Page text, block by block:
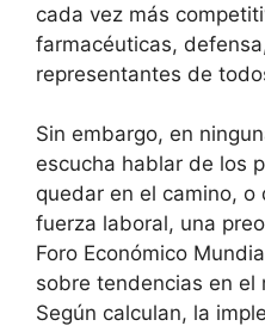
cada vez más
farmacéuticas,
representantes de
Sin embargo, en
escucha hablar de los
quedar en el camino,
fuerza laboral, una
Foro Económico
sobre tendencias en el
Según calculan, la